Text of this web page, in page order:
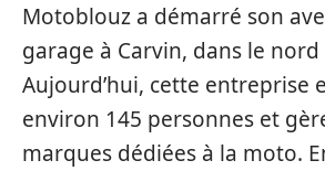
Motoblouz a démarré son
garage à Carvin, dans le nord
Aujourd’hui, cette entreprise
environ 145 personnes et
marques dédiées à la moto.